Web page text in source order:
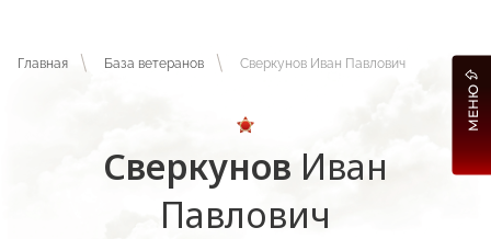
Главная База ветеранов Сверкунов Иван Павлович
Сверкунов Иван
Павлович
МЕНЮ